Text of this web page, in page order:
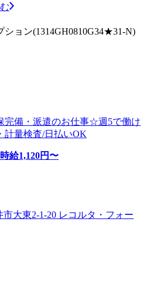
ョン(1314GH0810G34★31-N)
完備・派遣のお仕事☆週5で働け
量検査/日払いOK
時給1,120円〜
大東2-1-20 レコルタ・フォー